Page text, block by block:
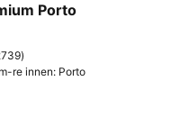
a kedvencekhez
Porto
re innen: Porto